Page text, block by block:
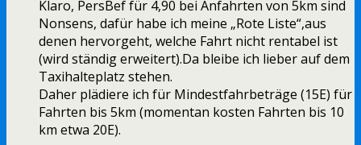
Klaro, PersBef für 4,90 bei Anfahrten von 5km sind
Nonsens, dafür habe ich meine „Rote Liste“,aus
denen hervorgeht, welche Fahrt nicht rentabel ist
(wird ständig erweitert).Da bleibe ich lieber auf dem
Taxihalteplatz stehen.
Daher plädiere ich für Mindestfahrbeträge (15E) für
Fahrten bis 5km (momentan kosten Fahrten bis 10
km etwa 20E).